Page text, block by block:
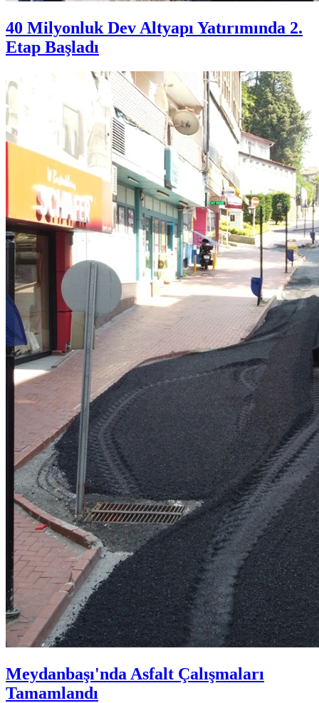
40 Milyonluk Dev Altyapı Yatırımında 2.
Etap Başladı
Meydanbaşı'nda Asfalt Çalışmaları
Tamamlandı